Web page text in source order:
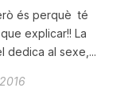
és perquè té
explicar!! La
dedica al sexe,...